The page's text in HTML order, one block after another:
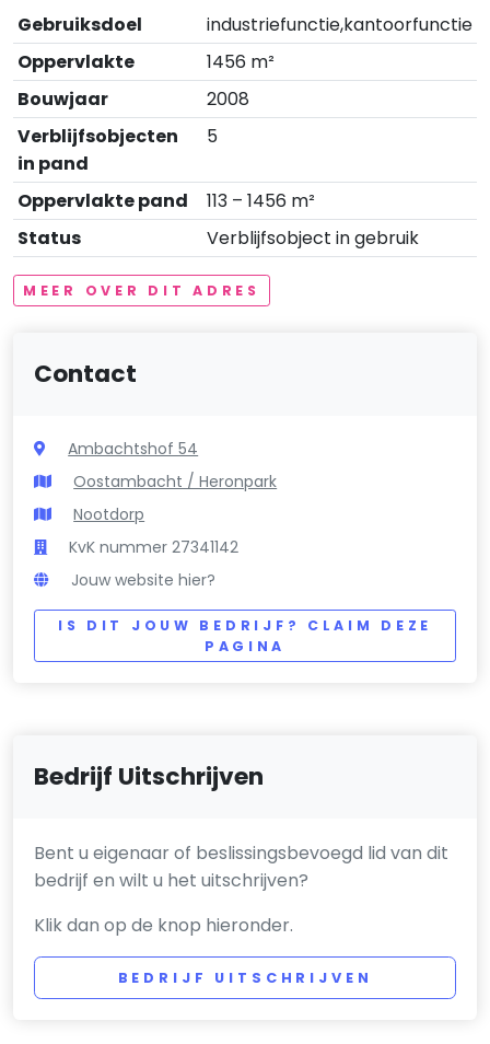
Gebruiksdoel
industriefunctie,kantoorfunctie
Oppervlakte
1456 m²
Bouwjaar
2008
Verblijfsobjecten
in pand
5
Oppervlakte pand
113 – 1456 m²
Status
Verblijfsobject in gebruik
MEER OVER DIT ADRES
Contact
Ambachtshof 54
Oostambacht / Heronpark
Nootdorp
KvK nummer 27341142
Jouw website hier?
IS DIT JOUW BEDRIJF? CLAIM DEZE
PAGINA
Bedrijf Uitschrijven
Bent u eigenaar of beslissingsbevoegd lid van dit
bedrijf en wilt u het uitschrijven?
Klik dan op de knop hieronder.
BEDRIJF UITSCHRIJVEN